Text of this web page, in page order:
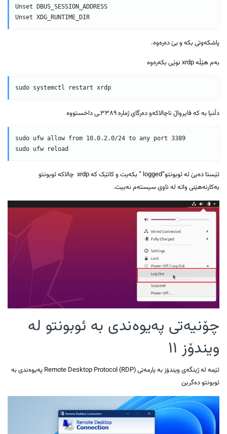
Unset DBUS_SESSION_ADDRESS
Unset XDG_RUNTIME_DIR
پاشکەوتی بکە و بێ دەرەوە.
بەم هێڵە xrdp نوێی بکەرەوە
sudo systemctl restart xrdp
دڵنیا بە کە فایرواڵ ناچالاکەو دەرگای ژمارە ٣٣٨٩ـی داخستووە
sudo ufw allow from 10.0.2.0/24 to any port 3389
sudo ufw reload
ئێستا دەبێ لە ئوبونتو”logged ” بکەیت و کاتێک کە xrdp چالاکە ئوبونتو
بەکارنەهێنی واتە لە ناوی سیستەم نەبیت.
چۆنیەتی پەیوەندی بە ئوبونتو لە
ویندۆز ١١
ئێمە لە ژینگەی ویندۆز بە یارمەتی Remote Desktop Protocol (RDP) پەیوەندی بە
ئوبونتو دەگرین